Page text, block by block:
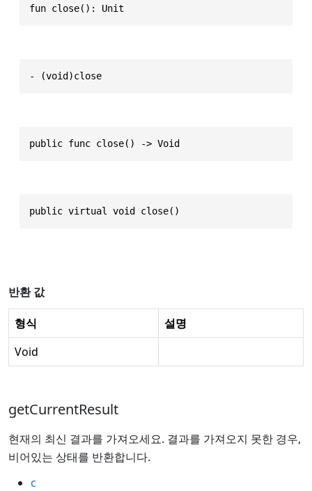
fun close(): Unit
- (void)close
public func close() -> Void
public virtual void close()
반환 값
형식
설명
Void
getCurrentResult
현재의 최신 결과를 가져오세요. 결과를 가져오지 못한 경우,
비어있는 상태를 반환합니다.
c